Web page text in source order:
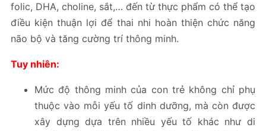
folic, DHA, choline, sắt,… đến từ thực phẩm có thể tạo
điều kiện thuận lợi để thai nhi hoàn thiện chức năng
não bộ và tăng cường trí thông minh.
Tuy nhiên:
Mức độ thông minh của con trẻ không chỉ phụ
thuộc vào mỗi yếu tố dinh dưỡng, mà còn được
xây dựng dựa trên nhiều yếu tố khác như di